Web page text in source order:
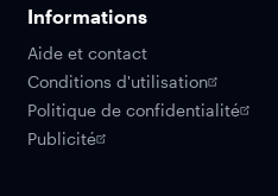
Informations
Aide et contact
Conditions d'utilisation
Politique de confidentialité
Publicité